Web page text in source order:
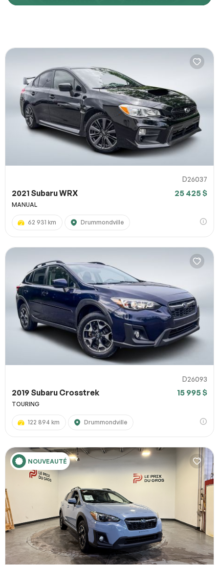
D26037
2021 Subaru WRX 25 425 $
MANUAL
62 931 km Drummondville
D26093
2019 Subaru Crosstrek 15 995 $
TOURING
122 894 km Drummondville
NOUVEAUTÉ
100% SÉCURITAIRE
Soumettre
URL de la page
URL de capture d`écran
Partagez un lien vers une capture d`écran ou une vidéo
illustrant le problème (facultatif). Vous pouvez importer
votre fichier sur des services comme Google Drive,
Dropbox, Imgur ou OneDrive et coller le lien ici.